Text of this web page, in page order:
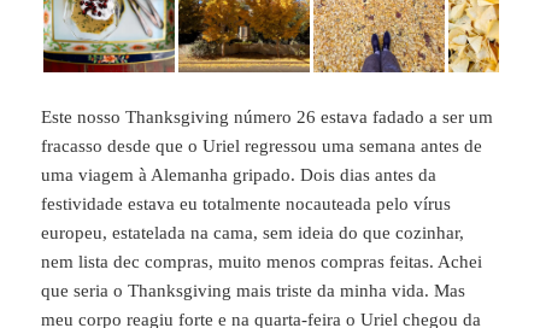
Este nosso Thanksgiving número 26 estava fadado a ser um
fracasso desde que o Uriel regressou uma semana antes de
uma viagem à Alemanha gripado. Dois dias antes da
festividade estava eu totalmente nocauteada pelo vírus
europeu, estatelada na cama, sem ideia do que cozinhar,
nem lista dec compras, muito menos compras feitas. Achei
que seria o Thanksgiving mais triste da minha vida. Mas
meu corpo reagiu forte e na quarta-feira o Uriel chegou da